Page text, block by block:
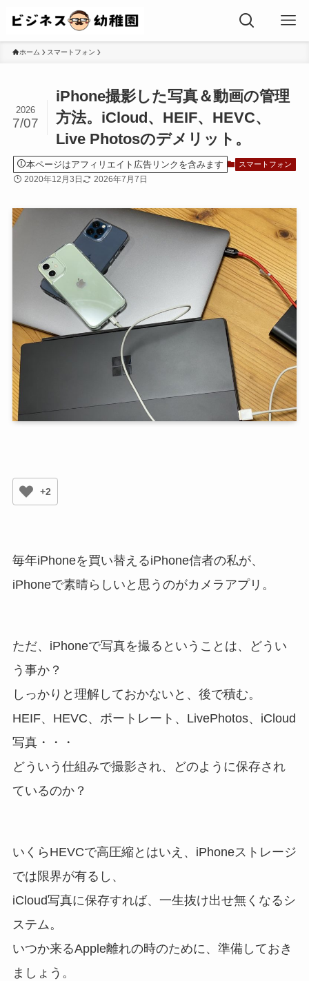
ホーム スマートフォン
iPhone撮影した写真＆動画の管理
方法。iCloud、HEIF、HEVC、
Live Photosのデメリット。
2026
7/07
本ページはアフィリエイト広告リンクを含みます スマートフォン
2020年12月3日 2026年7月7日
+2
毎年iPhoneを買い替えるiPhone信者の私が、
iPhoneで素晴らしいと思うのがカメラアプリ。
ただ、iPhoneで写真を撮るということは、どうい
う事か？
しっかりと理解しておかないと、後で積む。
HEIF、HEVC、ポートレート、LivePhotos、iCloud
写真・・・
どういう仕組みで撮影され、どのように保存され
ているのか？
いくらHEVCで高圧縮とはいえ、iPhoneストレージ
では限界が有るし、
iCloud写真に保存すれば、一生抜け出せ無くなるシ
ステム。
いつか来るApple離れの時のために、準備しておき
ましょう。